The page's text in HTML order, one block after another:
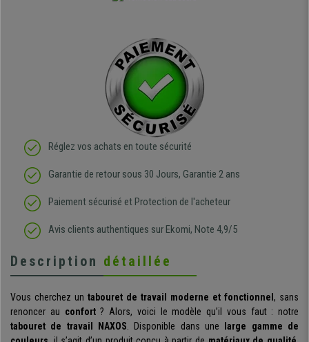
Réglez vos achats en toute sécurité
Garantie de retour sous 30 Jours, Garantie 2 ans
Paiement sécurisé et Protection de l'acheteur
Avis clients authentiques sur Ekomi, Note 4,9/5
Description détaillée
Vous cherchez un tabouret de travail moderne et fonctionnel , sans
renoncer au confort? Alors, voici le modèle qu’il vous faut : notre
tabouret de travail NAXOS. Disponible dans une
large gamme de